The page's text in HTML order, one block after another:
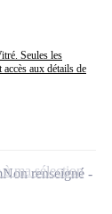
Seules les
aux détails de
Non renseigné
ma sélection